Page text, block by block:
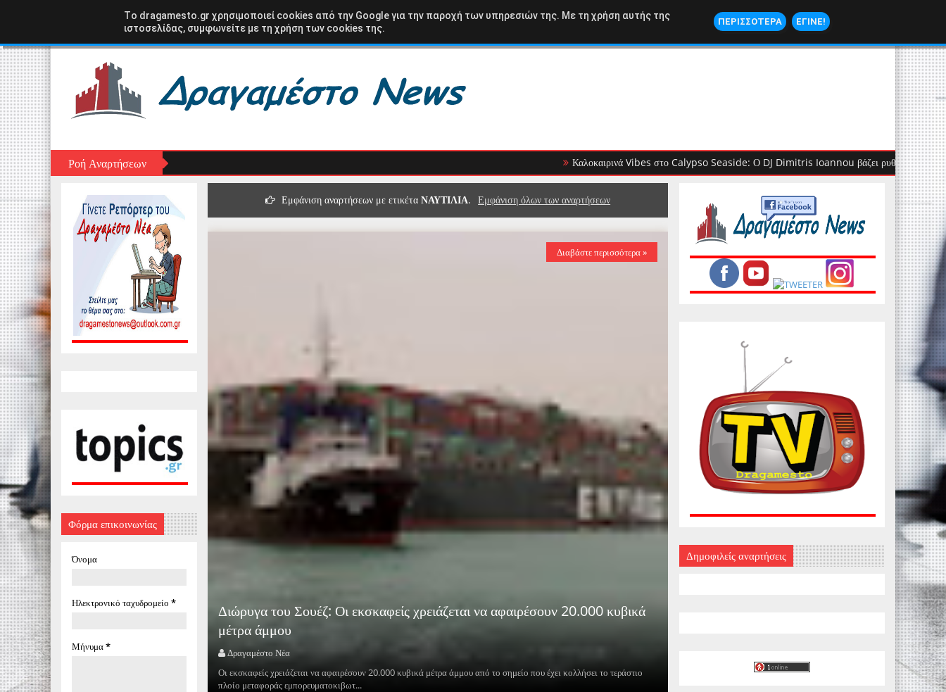
ΑΣΤΑΚΟΣ ΞΗΡΟΜΕΡΟ ΑΙΤΩΛΟΑΚΑΡΝΑΝΙΑ ΒΑΣΙΛΟΠΟΥΛΟ ΚΑΡΑΙΣΚΑΚΗ ΑΘΛΗΤΙΚΑ ΝΑΥΤΙΛΙΑ
Ροή Αναρτήσεων Καλοκαιρινά Vibes στο Calypso Seaside: Ο DJ Dimitris Ioannou βάζει ρυθμό στην Κυριακή μας!
Φόρμα επικοινωνίας
Όνομα
Ηλεκτρονικό ταχυδρομείο *
Μήνυμα*
Εμφάνιση αναρτήσεων με ετικέταΝΑΥΤΙΛΙΑ. Εμφάνιση όλων των αναρτήσεων
Διώρυγα του Σουέζ: Οι εκσκαφείς χρειάζεται να αφαιρέσουν 20.000 κυβικά
μέτρα άμμου
Δραγαμέστο Νέα
Οι εκσκαφείς χρειάζεται να αφαιρέσουν 20.000 κυβικά μέτρα άμμου από το σημείο που έχει κολλήσει το τεράστιο
πλοίο μεταφοράς εμπορευματοκιβωτ...
Διαβάστε περισσότερα »
Δημοφιλείς αναρτήσεις
Tο dragamesto.gr χρησιμοποιεί cookies από την Google για την παροχή των υπηρεσιών της. Με τη χρήση αυτής της
ιστοσελίδας, συμφωνείτε με τη χρήση των cookies της.
ΠΕΡΙΣΣΟΤΕΡΑ ΕΓΙΝΕ!